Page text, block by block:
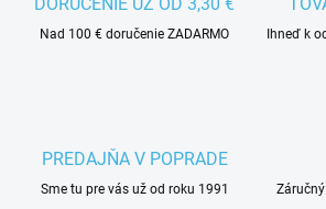
DORUČENIE UŽ OD 3,30 €
Nad 100 € doručenie ZADARMO Ihneď k
PREDAJŇA V POPRADE
Sme tu pre vás už od roku 1991